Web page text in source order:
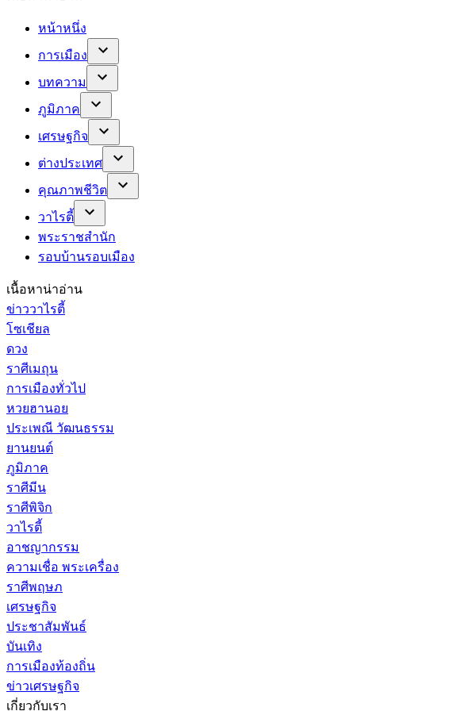
หน้าหนึ่ง
การเมือง
บทความ
ภูมิภาค
เศรษฐกิจ
ต่างประเทศ
คุณภาพชีวิต
วาไรตี้
พระราชสำนัก
รอบบ้านรอบเมือง
เนื้อหาน่าอ่าน
ข่าววาไรตี้
โซเชียล
ดวง
ราศีเมถุน
การเมืองทั่วไป
หวยฮานอย
ประเพณี วัฒนธรรม
ยานยนต์
ภูมิภาค
ราศีมีน
ราศีพิจิก
วาไรตี้
อาชญากรรม
ความเชื่อ พระเครื่อง
ราศีพฤษภ
เศรษฐกิจ
ประชาสัมพันธ์
บันเทิง
การเมืองท้องถิ่น
ข่าวเศรษฐกิจ
เกี่ยวกับเรา